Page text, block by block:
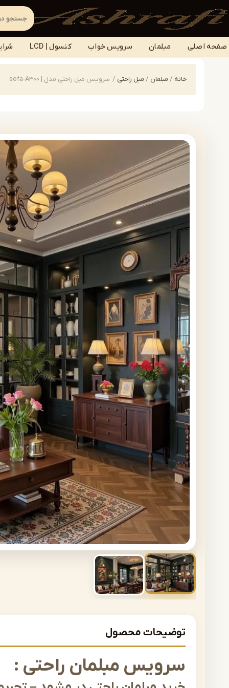
صفحه اصلی مبلمان سرویس خواب کنسول | LCD
خانه / مبلمان / مبل راحتی / سرویس مبل راحتی مدل | sofa-A300
توضیحات محصول
سرویس مبلمان راحتی :